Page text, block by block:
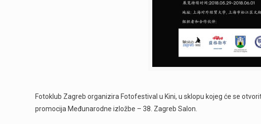
Fotoklub Zagreb organizira Fotofestival u Kini, u sklopu kojeg će se
promocija Međunarodne izložbe – 38. Zagreb Salon.